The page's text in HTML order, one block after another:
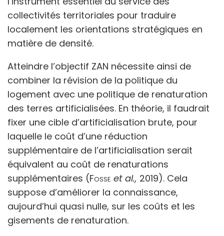
collectivités territoriales pour traduire
localement les orientations stratégiques en
matière de densité.
Atteindre l’objectif ZAN nécessite ainsi de
combiner la révision de la politique du
logement avec une politique de renaturation
des terres artificialisées. En théorie, il faudrait
fixer une cible d’artificialisation brute, pour
laquelle le coût d’une réduction
supplémentaire de l’artificialisation serait
équivalent au coût de renaturations
supplémentaires (Fosse et al., 2019). Cela
suppose d’améliorer la connaissance,
aujourd’hui quasi nulle, sur les coûts et les
gisements de renaturation.